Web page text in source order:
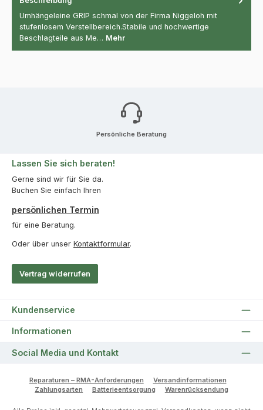
Umhängeleine GRIP schmal von der Firma Niggeloh mit
stufenlosem Verstellbereich.Stabile und hochwertige
Beschlagteile aus Me… Mehr
Persönliche Beratung
Lassen Sie sich beraten!
Gerne sind wir für Sie da.
Buchen Sie einfach Ihren
persönlichen Termin
für eine Beratung.
Oder über unser Kontaktformular.
Vertrag widerrufen
Kundenservice
Informationen
Social Media und Kontakt
Reparaturen – RMA-Anforderungen
Versandinformationen
Zahlungsarten
Batterieentsorgung Warenrücksendung